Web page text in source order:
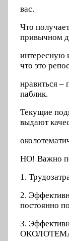
вас.
Что
привычном
интересную
что это
нравиться –
паблик.
Текущие
выдают
НО! Важно
1.
2.
постоянно
3.